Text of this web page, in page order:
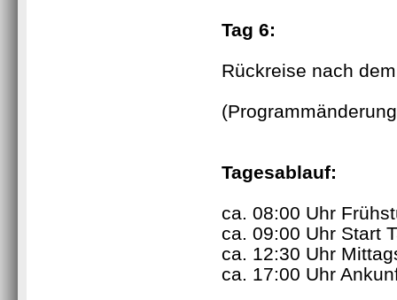
Tag 6:
Rückreise nach
Tagesablauf:
ca. 08:00 Uhr
ca. 09:00 Uhr Start
ca. 12:30 Uhr
ca. 17:00 Uhr